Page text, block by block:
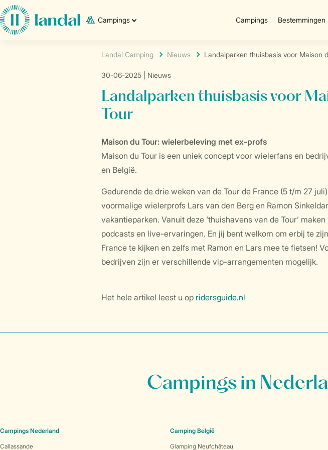
Campings Campings Bestemmingen
Landal Camping Nieuws Landalparken thuisbasis voor Maison
30-06-2025 | Nieuws
Landalparken thuisbasis voor
Tour
Maison du Tour: wielerbeleving met ex-profs
Maison du Tour is een uniek concept voor wielerfans en
en België.
Gedurende de drie weken van de Tour de France (5 t/m 27
voormalige wielerprofs Lars van den Berg en Ramon
vakantieparken. Vanuit deze ‘thuishavens van de Tour’ maken
podcasts en live-ervaringen. En jij bent welkom om erbij te
France te kijken en zelfs met Ramon en Lars mee te fietsen!
bedrijven zijn er verschillende vip-arrangementen mogelijk.
Het hele artikel leest u op ridersguide.nl
Campings in
Campings Nederland
Callassande
Camping België
Glamping Neufchâteau